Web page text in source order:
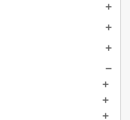
add
add
add
remove
add
add
add